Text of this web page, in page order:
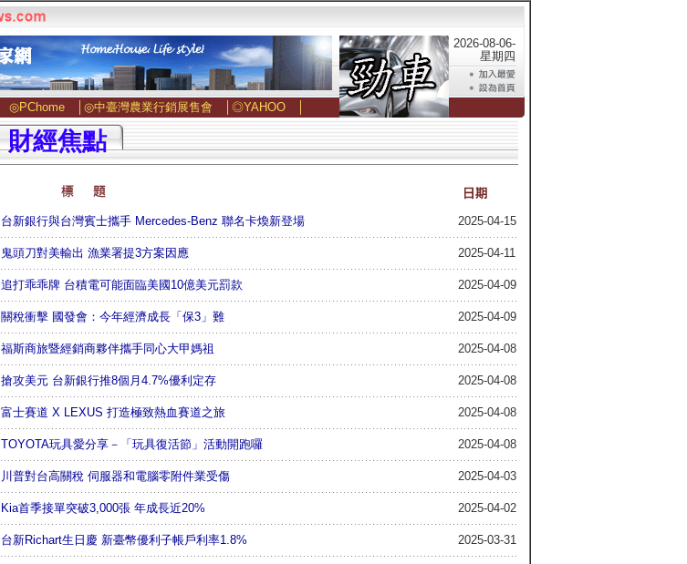
2026-08-06-
星期四
◎PChome│ ◎中臺灣農業行銷展售會 ◎YAHOO│
財經焦點
台新銀行與台灣賓士攜手 Mercedes-Benz 聯名卡煥新登場 2025-04-15
鬼頭刀對美輸出 漁業署提3方案因應 2025-04-11
追打乖乖牌 台積電可能面臨美國10億美元罰款 2025-04-09
關稅衝擊 國發會：今年經濟成長「保3」難 2025-04-09
福斯商旅暨經銷商夥伴攜手同心大甲媽祖 2025-04-08
搶攻美元 台新銀行推8個月4.7%優利定存 2025-04-08
富士賽道 X LEXUS 打造極致熱血賽道之旅 2025-04-08
TOYOTA玩具愛分享－「玩具復活節」活動開跑囉 2025-04-08
川普對台高關稅 伺服器和電腦零附件業受傷 2025-04-03
Kia首季接單突破3,000張 年成長近20% 2025-04-02
台新Richart生日慶 新臺幣優利子帳戶利率1.8% 2025-03-31